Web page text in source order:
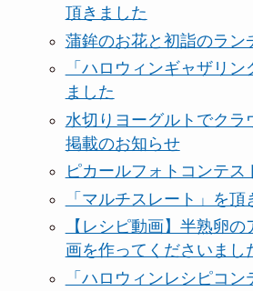
頂きました
蒲鉾のお花と初詣のラン
「ハロウィンギャザリ
ました
水切りヨーグルトでクラ
掲載のお知らせ
ピカールフォトコンテス
「マルチスレート」を頂
【レシピ動画】半熟卵
画を作ってくださいまし
「ハロウィンレシピコ